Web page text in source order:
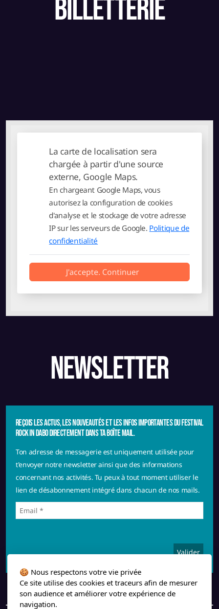
billetterie
La carte de localisation sera
chargée à partir d'une source
externe, Google Maps.
En chargeant Google Maps, vous
autorisez la configuration de cookies
d'analyse et le stockage de votre adresse
IP sur les serveurs de Google. Politique de
confidentialité
J'accepte. Continuer
newsletter
Reçois les actus, les nouveautés et les infos importantes du festival
Rock in Dabo directement dans ta boîte mail.
Ton adresse de messagerie est uniquement utilisée pour
t'envoyer notre newsletter ainsi que des informations
concernant nos activités. Tu peux à tout moment utiliser le
lien de désabonnement intégré dans chacun de nos mails.
🍪 Nous respectons votre vie privée
Ce site utilise des cookies et traceurs afin de mesurer
son audience et améliorer votre expérience de
navigation.